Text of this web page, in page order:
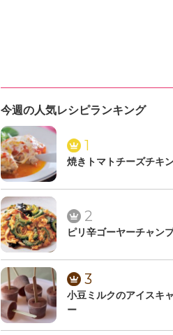
今週の人気レシピランキング
1
焼きトマトチーズチキ
2
ピリ辛ゴーヤーチャン
3
小豆ミルクのアイスキ
ー